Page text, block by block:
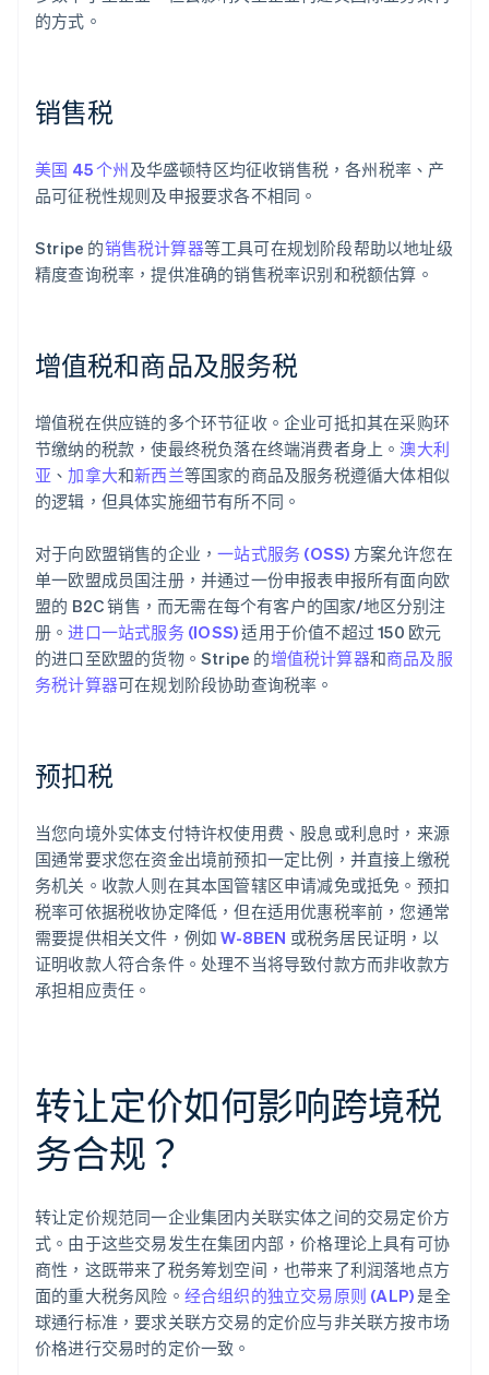
的方式。
销售税
美国 45 个州及华盛顿特区均征收销售税，各州税率、产
品可征税性规则及申报要求各不相同。
Stripe 的销售税计算器等工具可在规划阶段帮助以地址级
精度查询税率，提供准确的销售税率识别和税额估算。
增值税和商品及服务税
增值税在供应链的多个环节征收。企业可抵扣其在采购环
节缴纳的税款，使最终税负落在终端消费者身上。澳大利
亚 、加拿大和新西兰等国家的商品及服务税遵循大体相似
的逻辑，但具体实施细节有所不同。
对于向欧盟销售的企业，一站式服务 (OSS) 方案允许您在
单一欧盟成员国注册，并通过一份申报表申报所有面向欧
盟的 B2C 销售，而无需在每个有客户的国家/地区分别注
册。进口一站式服务 (IOSS)适用于价值不超过 150 欧元
的进口至欧盟的货物。Stripe 的增值税计算器和商品及服
务税计算器可在规划阶段协助查询税率。
预扣税
当您向境外实体支付特许权使用费、股息或利息时，来源
国通常要求您在资金出境前预扣一定比例，并直接上缴税
务机关。收款人则在其本国管辖区申请减免或抵免。预扣
税率可依据税收协定降低，但在适用优惠税率前，您通常
需要提供相关文件，例如W-8BEN 或税务居民证明，以
证明收款人符合条件。处理不当将导致付款方而非收款方
承担相应责任。
转让定价如何影响跨境税
务合规？
转让定价规范同一企业集团内关联实体之间的交易定价方
式。由于这些交易发生在集团内部，价格理论上具有可协
商性，这既带来了税务筹划空间，也带来了利润落地点方
面的重大税务风险。 经合组织的独立交易原则 (ALP) 是全
球通行标准，要求关联方交易的定价应与非关联方按市场
价格进行交易时的定价一致。